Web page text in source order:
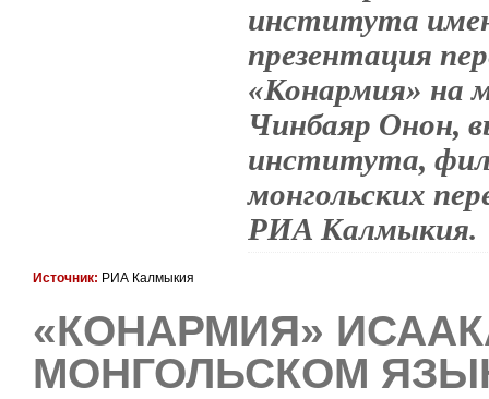
института
презентация
«Конармия» на
Чинбаяр Онон,
института,
монгольских
РИА Калмыкия.
Источник: РИА Калмыкия
«КОНАРМИЯ»
МОНГОЛЬСКОМ